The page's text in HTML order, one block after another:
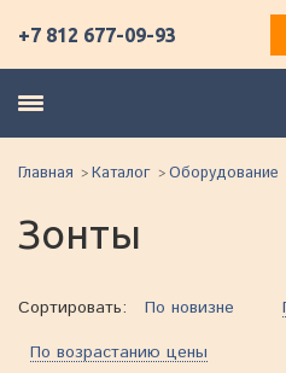
+7 812 677-09-93
Главная Каталог Оборудование
Зонты
Сортировать: По новизне
По возрастанию цены